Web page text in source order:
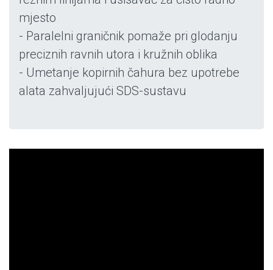
mjesto
- Paralelni graničnik pomaže pri glodanju
preciznih ravnih utora i kružnih oblika
- Umetanje kopirnih čahura bez upotrebe
alata zahvaljujući SDS-sustavu